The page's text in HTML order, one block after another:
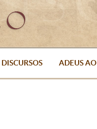
DISCURSOS ADEUS